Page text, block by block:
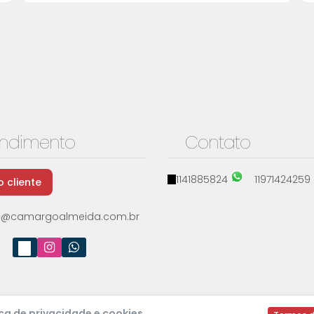
Vila Dirce (Carapicuíba) ,São Paulo,Brasil
1
cliente
Contato
1141885824 11971424259